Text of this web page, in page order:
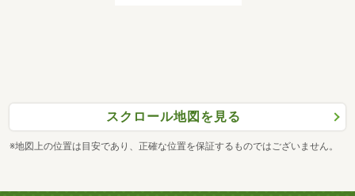
スクロール地図を見る
※地図上の位置は目安であり、正確な位置を保証するものではございません。